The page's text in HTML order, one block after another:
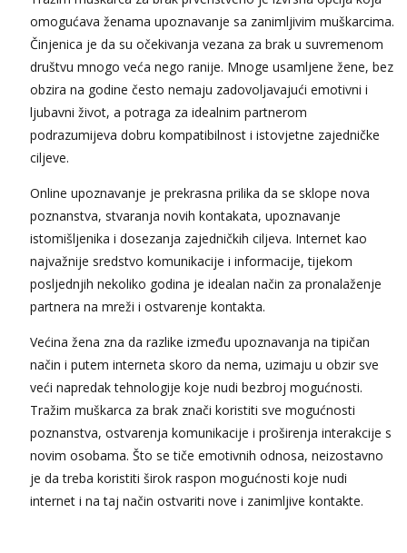
omogućava ženama upoznavanje sa zanimljivim muškarcima.
Činjenica je da su očekivanja vezana za brak u suvremenom
društvu mnogo veća nego ranije. Mnoge usamljene žene, bez
obzira na godine često nemaju zadovoljavajući emotivni i
ljubavni život, a potraga za idealnim partnerom
podrazumijeva dobru kompatibilnost i istovjetne zajedničke
ciljeve.
Online upoznavanje je prekrasna prilika da se sklope nova
poznanstva, stvaranja novih kontakata, upoznavanje
istomišljenika i dosezanja zajedničkih ciljeva. Internet kao
najvažnije sredstvo komunikacije i informacije, tijekom
posljednjih nekoliko godina je idealan način za pronalaženje
partnera na mreži i ostvarenje kontakta.
Većina žena zna da razlike između upoznavanja na tipičan
način i putem interneta skoro da nema, uzimaju u obzir sve
veći napredak tehnologije koje nudi bezbroj mogućnosti.
Tražim muškarca za brak znači koristiti sve mogućnosti
poznanstva, ostvarenja komunikacije i proširenja interakcije s
novim osobama. Što se tiče emotivnih odnosa, neizostavno
je da treba koristiti širok raspon mogućnosti koje nudi
internet i na taj način ostvariti nove i zanimljive kontakte.